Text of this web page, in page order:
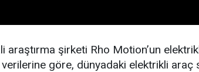
araştırma şirketi Rho Motion’un
verilerine göre, dünyadaki elektrikli araç